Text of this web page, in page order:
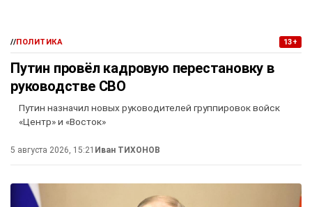
//ПОЛИТИКА 13+
Путин провёл кадровую перестановку в
руководстве СВО
Путин назначил новых руководителей группировок войск
«Центр» и «Восток»
5 августа 2026, 15:21 Иван ТИХОНОВ